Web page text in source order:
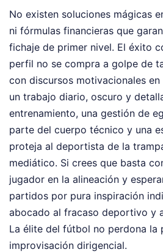
No existen soluciones mágicas
ni fórmulas financieras que
fichaje de primer nivel. El éxito
perfil no se compra a golpe de
con discursos motivacionales
un trabajo diario, oscuro y
entrenamiento, una gestión de
parte del cuerpo técnico y una
proteja al deportista de la
mediático. Si crees que basta
jugador en la alineación y
partidos por pura inspiración
abocado al fracaso deportivo y
La élite del fútbol no perdona la
improvisación dirigencial.